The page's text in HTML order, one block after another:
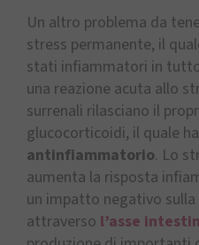
Un altro problema da
stress permanente, il
stati infiammatori in
una reazione acuta allo
surrenali rilasciano il
glucocorticoidi, il quale
antinfiammatorio. Lo
aumenta la risposta
un impatto negativo sulla
attraverso l’asse